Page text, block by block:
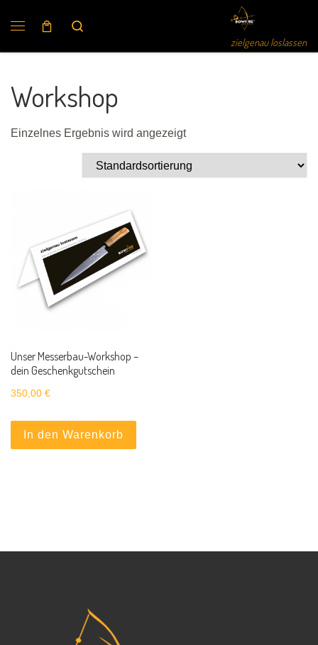
zielgenau loslassen
Workshop
Einzelnes Ergebnis wird angezeigt
Unser Messerbau-Workshop –
dein Geschenkgutschein
350,00 €
In den Warenkorb